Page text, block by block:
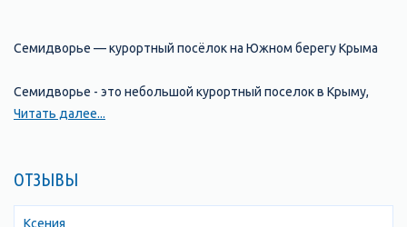
Семидворье — курортный посёлок на Южном берегу Крыма
Семидворье - это небольшой курортный поселок в Крыму,
расположенный на берегу Черного моря. Он находится
красивыми пляжами, чистым морем и множеством
водными видами спорта, покататься на яхте или лодке,
Читать далее...
ОТЗЫВЫ
Ксения